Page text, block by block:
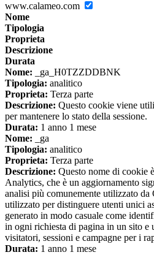
www.calameo.com
Nome
Tipologia
Proprieta
Descrizione
Durata
Nome: _ga_H0TZZDDBNK
Tipologia: analitico
Proprieta: Terza parte
Descrizione: Questo cookie viene
per mantenere lo stato della sessione.
Durata: 1 anno 1 mese
Nome: _ga
Tipologia: analitico
Proprieta: Terza parte
Descrizione: Questo nome di cookie
Analytics, che è un aggiornamento
analisi più comunemente utilizzato
utilizzato per distinguere utenti unici
generato in modo casuale come
in ogni richiesta di pagina in un sito e
visitatori, sessioni e campagne per i
Durata: 1 anno 1 mese